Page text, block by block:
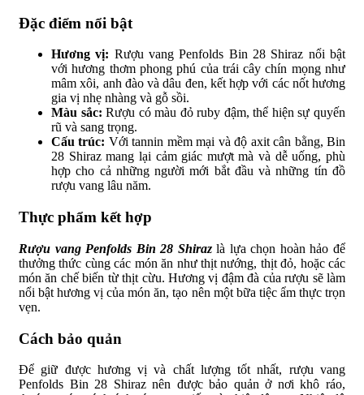
Đặc điểm nổi bật
Hương vị: Rượu vang Penfolds Bin 28 Shiraz nổi bật
với hương thơm phong phú của trái cây chín mọng như
mâm xôi, anh đào và dâu đen, kết hợp với các nốt hương
gia vị nhẹ nhàng và gỗ sồi.
Màu sắc: Rượu có màu đỏ ruby đậm, thể hiện sự quyến
rũ và sang trọng.
Cấu trúc: Với tannin mềm mại và độ axit cân bằng, Bin
28 Shiraz mang lại cảm giác mượt mà và dễ uống, phù
hợp cho cả những người mới bắt đầu và những tín đồ
rượu vang lâu năm.
Thực phẩm kết hợp
Rượu vang Penfolds Bin 28 Shirazlà lựa chọn hoàn hảo để
thưởng thức cùng các món ăn như thịt nướng, thịt đỏ, hoặc các
món ăn chế biến từ thịt cừu. Hương vị đậm đà của rượu sẽ làm
nổi bật hương vị của món ăn, tạo nên một bữa tiệc ẩm thực trọn
vẹn.
Cách bảo quản
Để giữ được hương vị và chất lượng tốt nhất, rượu vang
Penfolds Bin 28 Shiraz nên được bảo quản ở nơi khô ráo,